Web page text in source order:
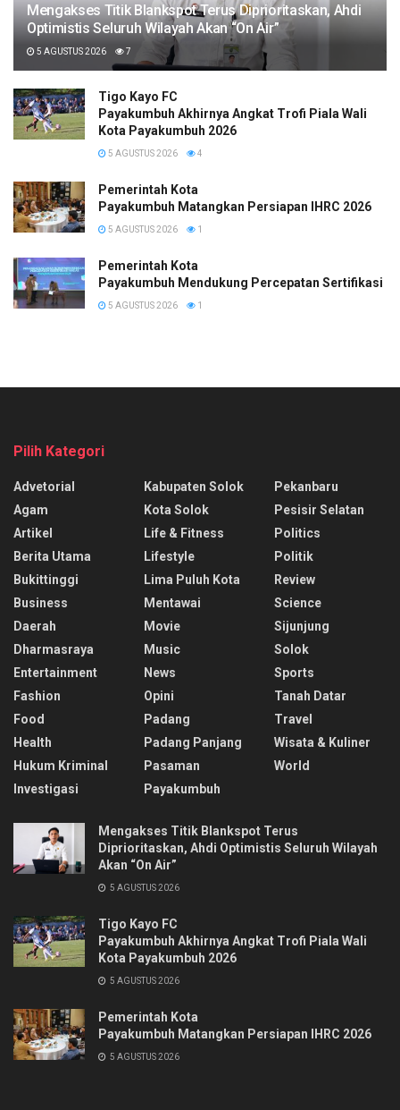
Mengakses Titik Blankspot Terus Diprioritaskan, Ahdi
Optimistis Seluruh Wilayah Akan “On Air”
5 AGUSTUS 2026 7
Tigo Kayo FC
Payakumbuh Akhirnya Angkat Trofi Piala Wali
Kota Payakumbuh 2026
5 AGUSTUS 2026 4
Pemerintah Kota
Payakumbuh Matangkan Persiapan IHRC 2026
5 AGUSTUS 2026 1
Pemerintah Kota
Payakumbuh Mendukung Percepatan Sertifikasi
5 AGUSTUS 2026 1
Pilih Kategori
Advetorial
Agam
Artikel
Berita Utama
Bukittinggi
Business
Daerah
Dharmasraya
Entertainment
Fashion
Food
Health
Hukum Kriminal
Investigasi
Kabupaten Solok
Kota Solok
Life & Fitness
Lifestyle
Lima Puluh Kota
Mentawai
Movie
Music
News
Opini
Padang
Padang Panjang
Pasaman
Payakumbuh
Pekanbaru
Pesisir Selatan
Politics
Politik
Review
Science
Sijunjung
Solok
Sports
Tanah Datar
Travel
Wisata & Kuliner
World
Mengakses Titik Blankspot Terus
Diprioritaskan, Ahdi Optimistis Seluruh Wilayah
Akan “On Air”
5 AGUSTUS 2026
Tigo Kayo FC
Payakumbuh Akhirnya Angkat Trofi Piala Wali
Kota Payakumbuh 2026
5 AGUSTUS 2026
Pemerintah Kota
Payakumbuh Matangkan Persiapan IHRC 2026
5 AGUSTUS 2026